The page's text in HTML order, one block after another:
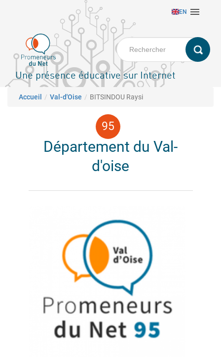
principal
EN 
Une présence éducative sur Internet
Fil d'Ariane
Accueil Val-d'Oise BITSINDOU Raysi
Département du Val-
d'oise